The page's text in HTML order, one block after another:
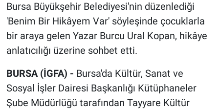
Bursa Büyükşehir Belediyesi'nin düzenlediği
'Benim Bir Hikâyem Var' söyleşinde çocuklarla
bir araya gelen Yazar Burcu Ural Kopan, hikâye
anlatıcılığı üzerine sohbet etti.
BURSA (İGFA) - Bursa'da Kültür, Sanat ve
Sosyal İşler Dairesi Başkanlığı Kütüphaneler
Şube Müdürlüğü tarafından Tayyare Kültür